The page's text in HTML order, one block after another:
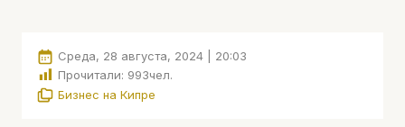
Среда, 28 августа, 2024 | 20:03
Прочитали: 993чел.
Бизнес на Кипре